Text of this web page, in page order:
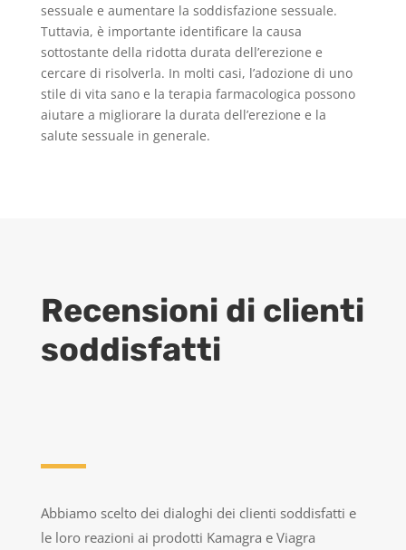
sessuale e aumentare la soddisfazione sessuale.
Tuttavia, è importante identificare la causa
sottostante della ridotta durata dell’erezione e
cercare di risolverla. In molti casi, l’adozione di uno
stile di vita sano e la terapia farmacologica possono
aiutare a migliorare la durata dell’erezione e la
salute sessuale in generale.
Recensioni di clienti
soddisfatti
Abbiamo scelto dei dialoghi dei clienti soddisfatti e
le loro reazioni ai prodotti Kamagra e Viagra